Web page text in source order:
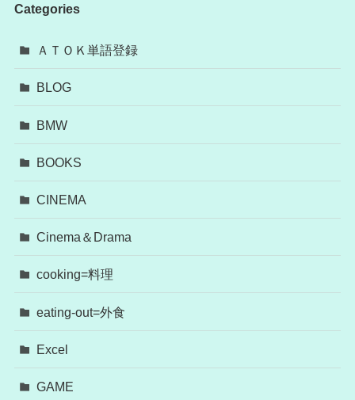
Categories
ＡＴＯＫ単語登録
BLOG
BMW
BOOKS
CINEMA
Cinema＆Drama
cooking=料理
eating-out=外食
Excel
GAME